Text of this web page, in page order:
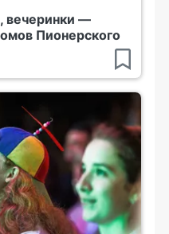
вечеринки —
Пионерского